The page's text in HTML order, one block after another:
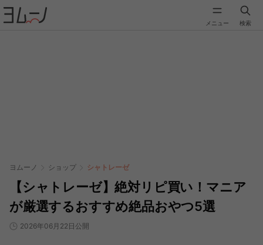
メニュー 検索
ヨムーノ ショップ シャトレーゼ
【シャトレーゼ】絶対リピ買い！マニア
が厳選するおすすめ絶品おやつ5選
2026年06月22日公開